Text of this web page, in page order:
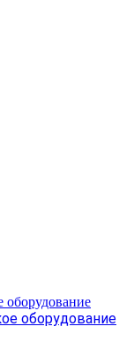
оборудование